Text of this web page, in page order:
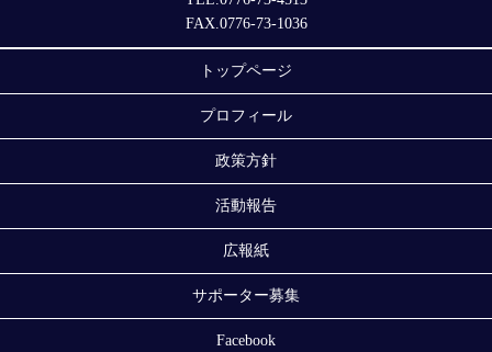
FAX.0776-73-1036
トップページ
プロフィール
政策方針
活動報告
広報紙
サポーター募集
Facebook